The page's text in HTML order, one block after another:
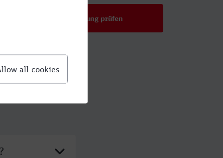
Verbindung prüfen